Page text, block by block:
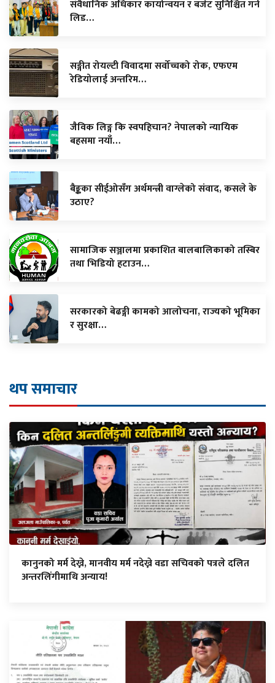
संवैधानिक अधिकार कार्यान्वयन र बजेट सुनिश्चित गर्न
लिड…
सङ्गीत रोयल्टी विवादमा सर्वोच्चको रोक, एफएम
रेडियोलाई अन्तरिम…
जैविक लिङ्ग कि स्वपहिचान? नेपालको न्यायिक
बहसमा नयाँ…
बैङ्कका सीईओसँग अर्थमन्त्री वाग्लेको संवाद, कसले के
उठाए?
सामाजिक सञ्जालमा प्रकाशित बालबालिकाको तस्बिर
तथा भिडियो हटाउन…
सरकारको बेढङ्गी कामको आलोचना, राज्यको भूमिका
र सुरक्षा…
थप समाचार
कानुनको मर्म देख्ने, मानवीय मर्म नदेख्ने वडा सचिवको पत्रले दलित
अन्तरलिंगीमाथि अन्याय!